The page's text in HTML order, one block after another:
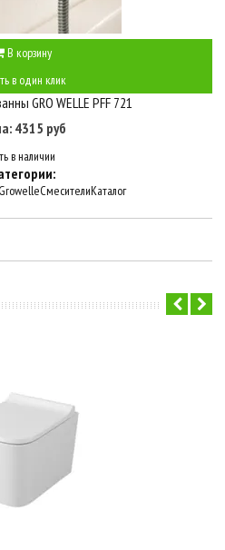
В корзину
в один клик
GRO WELLE PFF 721
4315 руб
в наличии
GrowelleСмесителиКаталог